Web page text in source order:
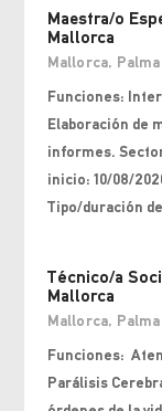
Maestra/o
Mallorca
Mallorca, Palma
Funciones:
Elaboración de
informes.
inicio: 10/08/
Tipo/duración
Técnico/a
Mallorca
Mallorca, Palma
Funciones:
Parálisis